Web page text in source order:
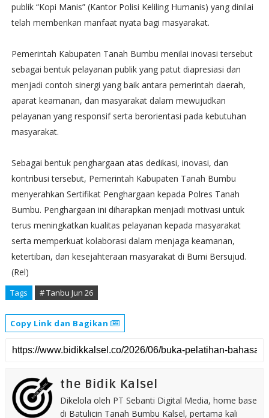
publik “Kopi Manis” (Kantor Polisi Keliling Humanis) yang dinilai
telah memberikan manfaat nyata bagi masyarakat.
Pemerintah Kabupaten Tanah Bumbu menilai inovasi tersebut
sebagai bentuk pelayanan publik yang patut diapresiasi dan
menjadi contoh sinergi yang baik antara pemerintah daerah,
aparat keamanan, dan masyarakat dalam mewujudkan
pelayanan yang responsif serta berorientasi pada kebutuhan
masyarakat.
Sebagai bentuk penghargaan atas dedikasi, inovasi, dan
kontribusi tersebut, Pemerintah Kabupaten Tanah Bumbu
menyerahkan Sertifikat Penghargaan kepada Polres Tanah
Bumbu. Penghargaan ini diharapkan menjadi motivasi untuk
terus meningkatkan kualitas pelayanan kepada masyarakat
serta memperkuat kolaborasi dalam menjaga keamanan,
ketertiban, dan kesejahteraan masyarakat di Bumi Bersujud.
(Rel)
Tags # Tanbu Jun 26
Copy Link dan Bagikan
the Bidik Kalsel
Dikelola oleh PT Sebanti Digital Media, home base
di Batulicin Tanah Bumbu Kalsel, pertama kali